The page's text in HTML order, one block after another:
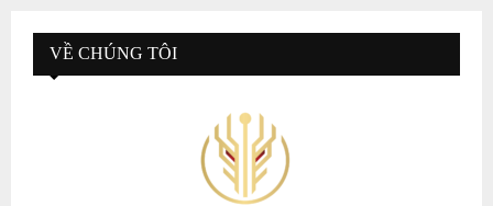
VỀ CHÚNG TÔI